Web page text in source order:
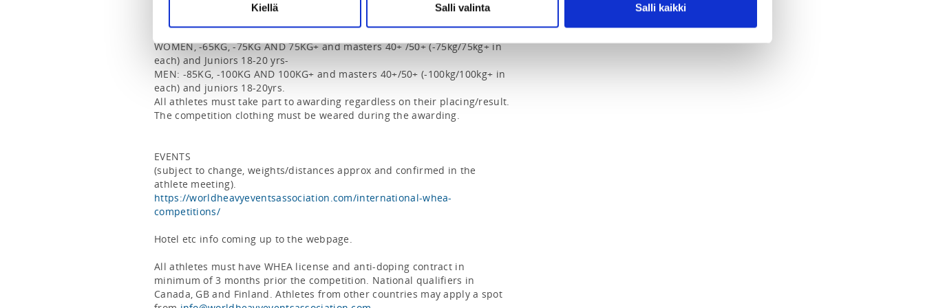
Kiellä Salli valinta Salli kaikki
WEIGHT CLASSES:
WOMEN, -65KG, -75KG AND 75KG+ and masters 40+ /50+ (-75kg/75kg+ in
each) and Juniors 18-20 yrs-
MEN: -85KG, -100KG AND 100KG+ and masters 40+/50+ (-100kg/100kg+ in
each) and juniors 18-20yrs.
All athletes must take part to awarding regardless on their placing/result.
The competition clothing must be weared during the awarding.
EVENTS
(subject to change, weights/distances approx and confirmed in the
https://worldheavyeventsassociation.com/international-whea-
competitions/
Hotel etc info coming up to the webpage.
All athletes must have WHEA license and anti-doping contract in
minimum of 3 months prior the competition. National qualifiers in
Canada, GB and Finland. Athletes from other countries may apply a spot